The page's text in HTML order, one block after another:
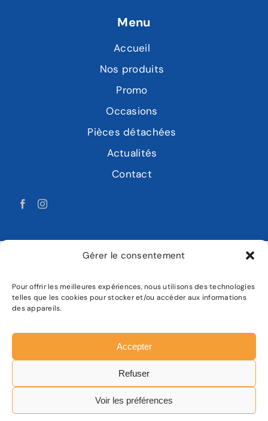
Gérer le consentement
Pour offrir les meilleures expériences, nous utilisons des technologies
telles que les cookies pour stocker et/ou accéder aux informations
des appareils.
Accepter
Refuser
Voir les préférences
Menu
Accueil
Nos produits
Promo
Occasions
Pièces détachées
Actualités
Contact
LABAT MOTOCULTURE
Politique de confidentialité
Plan de site
FacebookInstagram